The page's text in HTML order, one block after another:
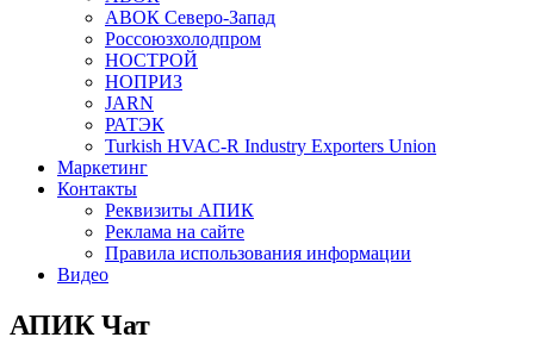
АВОК Северо-Запад
Россоюзхолодпром
НОСТРОЙ
НОПРИЗ
JARN
РАТЭК
Turkish HVAC-R Industry Exporters Union
Маркетинг
Контакты
Реквизиты АПИК
Реклама на сайте
Правила использования информации
Видео
АПИК Чат